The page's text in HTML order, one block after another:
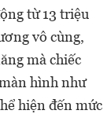
từ 13 triệu
vô cùng,
mà chiếc
hình như
hiện đến mức